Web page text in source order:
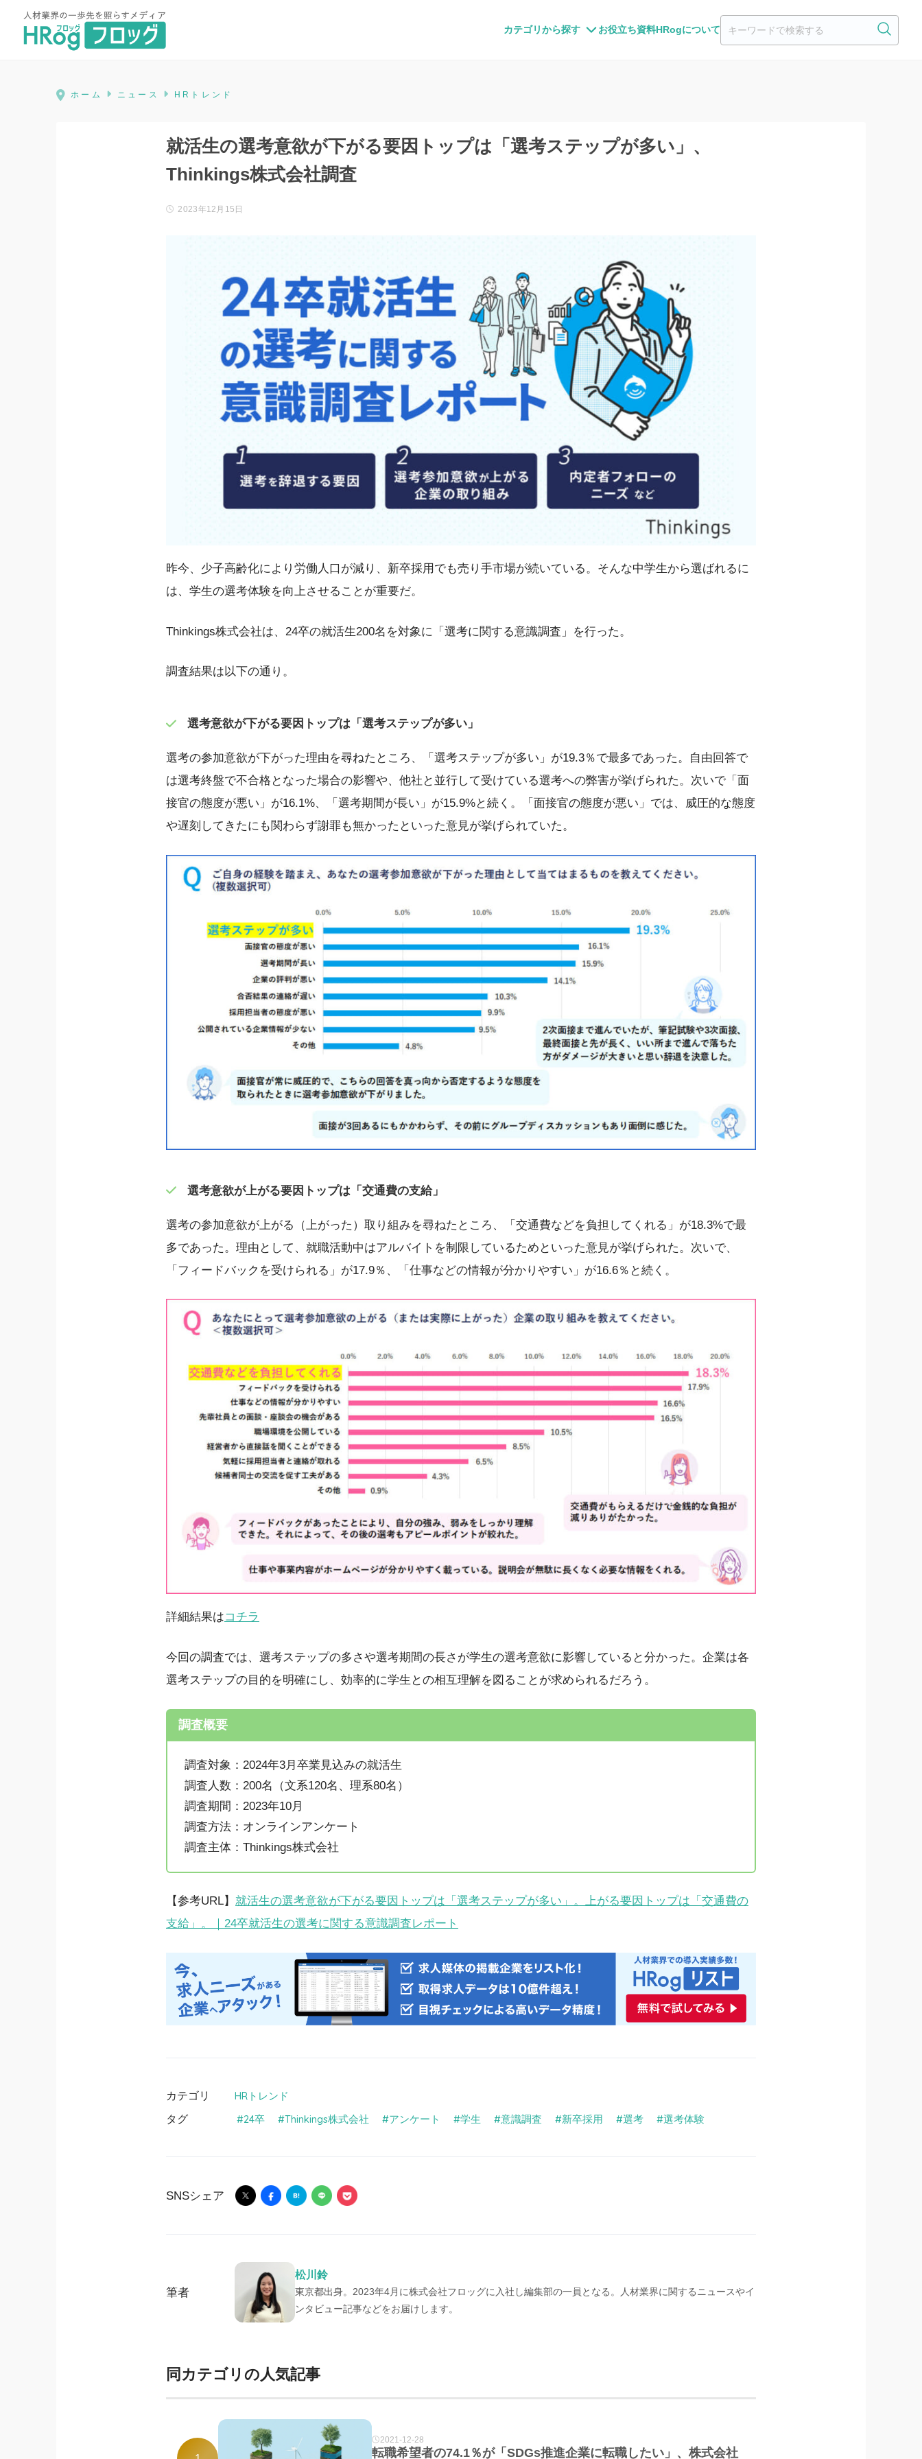
カテゴリから探す お役立ち資料HRogについて
HRog | 人材業界の一歩先を照らすメディア
ホーム ニュース HRトレンド
就活生の選考意欲が下がる要因トップは「選考ステップが多い」、
Thinkings株式会社調査
2023年12月15日
昨今、少子高齢化により労働人口が減り、新卒採用でも売り手市場が続いている。そんな中学生から選ばれるに
は、学生の選考体験を向上させることが重要だ。
Thinkings株式会社は、24卒の就活生200名を対象に「選考に関する意識調査」を行った。
調査結果は以下の通り。
選考意欲が下がる要因トップは「選考ステップが多い」
選考の参加意欲が下がった理由を尋ねたところ、「選考ステップが多い」が19.3％で最多であった。自由回答で
は選考終盤で不合格となった場合の影響や、他社と並行して受けている選考への弊害が挙げられた。次いで「面
接官の態度が悪い」が16.1%、「選考期間が長い」が15.9%と続く。「面接官の態度が悪い」では、威圧的な態度
や遅刻してきたにも関わらず謝罪も無かったといった意見が挙げられていた。
選考意欲が上がる要因トップは「交通費の支給」
選考の参加意欲が上がる（上がった）取り組みを尋ねたところ、「交通費などを負担してくれる」が18.3%で最
多であった。理由として、就職活動中はアルバイトを制限しているためといった意見が挙げられた。次いで、
「フィードバックを受けられる」が17.9％、「仕事などの情報が分かりやすい」が16.6％と続く。
詳細結果はコチラ
今回の調査では、選考ステップの多さや選考期間の長さが学生の選考意欲に影響していると分かった。企業は各
選考ステップの目的を明確にし、効率的に学生との相互理解を図ることが求められるだろう。
調査概要
調査対象：2024年3月卒業見込みの就活生
調査人数：200名（文系120名、理系80名）
調査期間：2023年10月
調査方法：オンラインアンケート
調査主体：Thinkings株式会社
【参考URL】 就活生の選考意欲が下がる要因トップは「選考ステップが多い」。上がる要因トップは「交通費の
支給」。｜24卒就活生の選考に関する意識調査レポート
カテゴリ HRトレンド
タグ 24卒 Thinkings株式会社 アンケート 学生 意識調査 新卒採用 選考 選考体験
SNSシェア
筆者
松川鈴
東京都出身。2023年4月に株式会社フロッグに入社し編集部の一員となる。人材業界に関するニュースやイ
ンタビュー記事などをお届けします。
同カテゴリの人気記事
2021-12-28
転職希望者の74.1％が「SDGs推進企業に転職したい」、株式会社